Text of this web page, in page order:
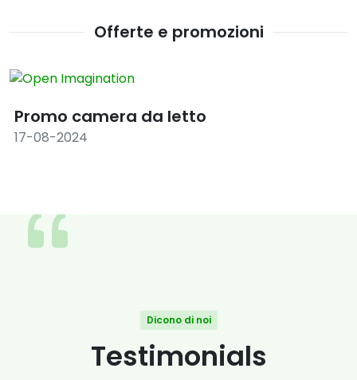
Offerte e promozioni
Promo camera da letto
17-08-2024
Dicono di noi
Testimonials